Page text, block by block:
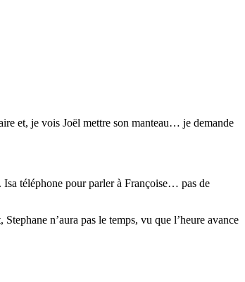
et, je vois Joël mettre son manteau… je demande
téléphone pour parler à Françoise… pas de
n’aura pas le temps, vu que l’heure avance